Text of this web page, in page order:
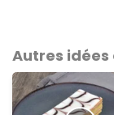
Autres